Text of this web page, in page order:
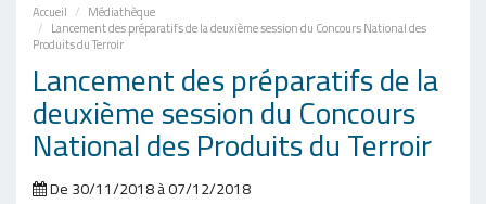
Accueil Médiathèque
Lancement des préparatifs de la deuxième session du Concours National des
Produits du Terroir
Lancement des préparatifs de la
deuxième session du Concours
National des Produits du Terroir
De 30/11/2018 à 07/12/2018